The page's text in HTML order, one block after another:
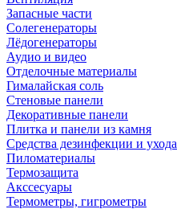
Запасные части
Солегенераторы
Лёдогенераторы
Аудио и видео
Отделочные материалы
Гималайская соль
Стеновые панели
Декоративные панели
Плитка и панели из камня
Средства дезинфекции и ухода
Пиломатериалы
Термозащита
Аксcесуары
Термометры, гигрометры